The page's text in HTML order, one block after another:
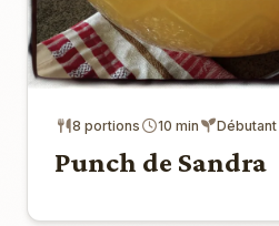
8 portions 10 min Débutant
Punch de Sandra